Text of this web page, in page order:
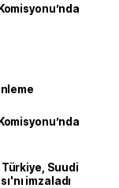
Suudi
imzaladı